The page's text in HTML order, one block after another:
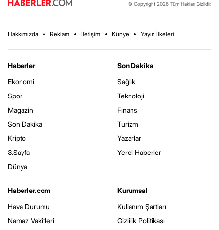
© Copyright 2026 Tüm Hakları Gizlidir.
Hakkımızda Reklam İletişim Künye Yayın İlkeleri
Haberler
Ekonomi
Spor
Magazin
Son Dakika
Kripto
3.Sayfa
Dünya
Son Dakika
Sağlık
Teknoloji
Finans
Turizm
Yazarlar
Yerel Haberler
Haberler.com
Hava Durumu
Namaz Vakitleri
Kurumsal
Kullanım Şartları
Gizlilik Politikası